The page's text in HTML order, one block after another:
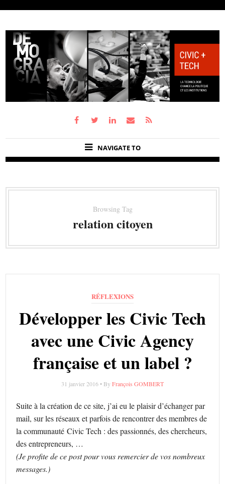
NAVIGATE TO
Browsing Tag
relation citoyen
RÉFLEXIONS
Développer les Civic Tech
avec une Civic Agency
française et un label ?
31 janvier 2016 • By François GOMBERT
Suite à la création de ce site, j’ai eu le plaisir d’échanger par
mail, sur les réseaux et parfois de rencontrer des membres de
la communauté Civic Tech : des passionnés, des chercheurs,
des entrepreneurs, …
(Je profite de ce post pour vous remercier de vos nombreux
messages.)